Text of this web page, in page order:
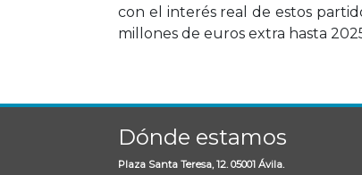
con el interés real de estos
millones de euros extra hasta
Dónde estamos
Plaza Santa Teresa, 12. 05001 Ávila.